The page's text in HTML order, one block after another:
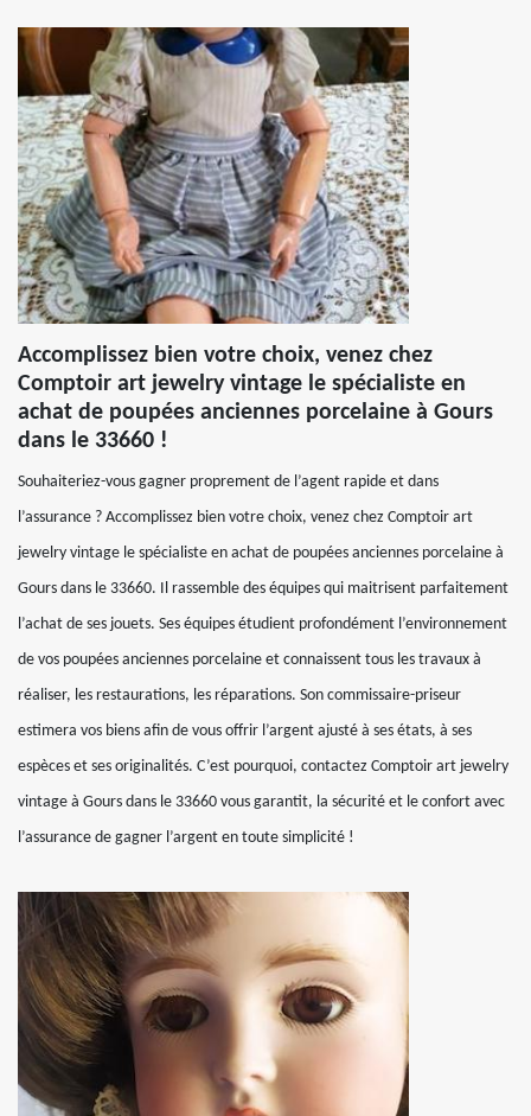
Accomplissez bien votre choix, venez chez
Comptoir art jewelry vintage le spécialiste en
achat de poupées anciennes porcelaine à Gours
dans le 33660 !
Souhaiteriez-vous gagner proprement de l’agent rapide et dans
l’assurance ? Accomplissez bien votre choix, venez chez Comptoir art
jewelry vintage le spécialiste en achat de poupées anciennes porcelaine à
Gours dans le 33660. Il rassemble des équipes qui maitrisent parfaitement
l’achat de ses jouets. Ses équipes étudient profondément l’environnement
de vos poupées anciennes porcelaine et connaissent tous les travaux à
réaliser, les restaurations, les réparations. Son commissaire-priseur
estimera vos biens afin de vous offrir l’argent ajusté à ses états, à ses
espèces et ses originalités. C’est pourquoi, contactez Comptoir art jewelry
vintage à Gours dans le 33660 vous garantit, la sécurité et le confort avec
l’assurance de gagner l’argent en toute simplicité !